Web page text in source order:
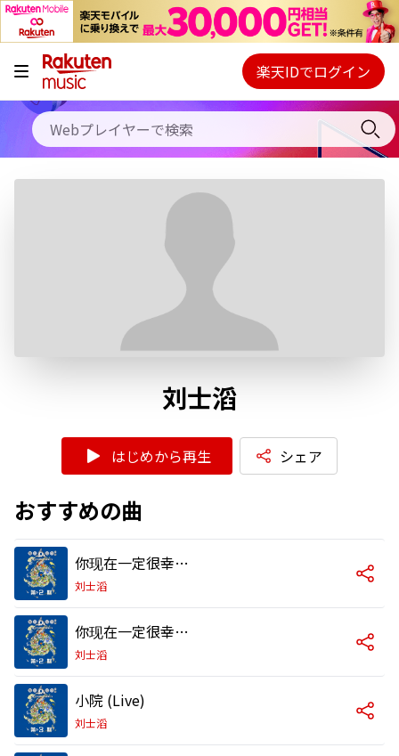
キャンペーン
料金プラン
使い方
Webプレイヤー
ご契約内容の確認・変更
楽天IDでログイン
刘士滔
はじめから再生 シェア
おすすめの曲
你现在一定很幸福吧 (Live)
刘士滔
你现在一定很幸福吧 (Highlight)
刘士滔
小院 (Live)
刘士滔